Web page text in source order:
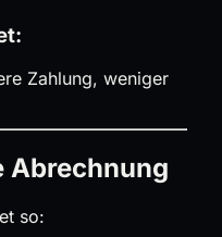
Zahlung, weniger
Abrechnung
so: